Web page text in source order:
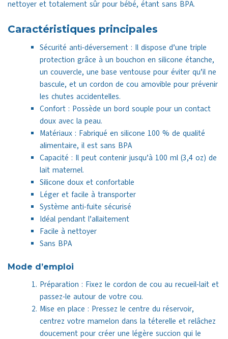
nettoyer et totalement sûr pour bébé, étant sans BPA.
Caractéristiques principales
Sécurité anti-déversement : Il dispose d’une triple
protection grâce à un bouchon en silicone étanche,
un couvercle, une base ventouse pour éviter qu’il ne
bascule, et un cordon de cou amovible pour prévenir
les chutes accidentelles.
Confort : Possède un bord souple pour un contact
doux avec la peau.
Matériaux : Fabriqué en silicone 100 % de qualité
alimentaire, il est sans BPA
Capacité : Il peut contenir jusqu’à 100 ml (3,4 oz) de
lait maternel.
Silicone doux et confortable
Léger et facile à transporter
Système anti-fuite sécurisé
Idéal pendant l’allaitement
Facile à nettoyer
Sans BPA
Mode d’emploi
Préparation : Fixez le cordon de cou au recueil-lait et
passez-le autour de votre cou.
Mise en place : Pressez le centre du réservoir,
centrez votre mamelon dans la téterelle et relâchez
doucement pour créer une légère succion qui le